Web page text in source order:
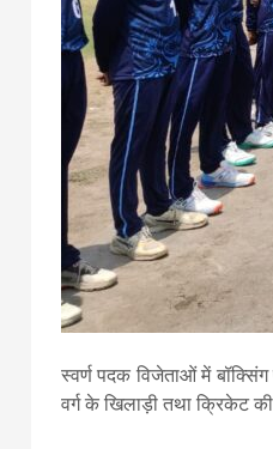
स्वर्ण पदक विजेताओं में
वर्ग के खिलाड़ी तथा क्रिकेट